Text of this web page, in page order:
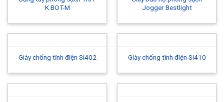
K.BOT-M
Jogger Bestlight
Giày chống tĩnh điện Si402 Giày chống tĩnh điện Si410